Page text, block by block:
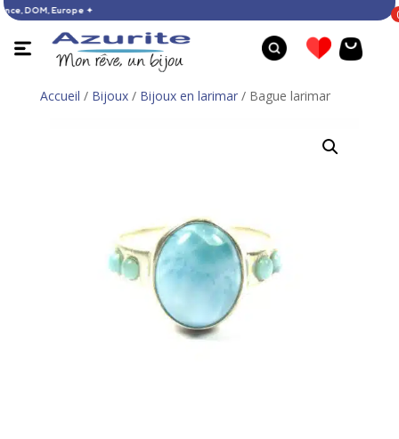
: France, DOM, Europe ✦
Accueil / Bijoux/ Bijoux en larimar/ Bague larimar